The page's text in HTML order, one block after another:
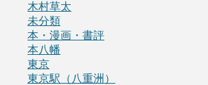
木村草太
未分類
本・漫画・書評
本八幡
東京
東京駅（八重洲）